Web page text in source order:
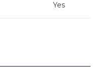
Yes